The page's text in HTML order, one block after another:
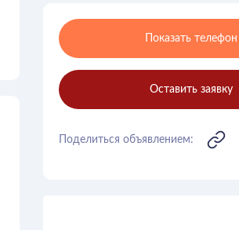
Показать телефон
Оставить заявку
Поделиться объявлением: